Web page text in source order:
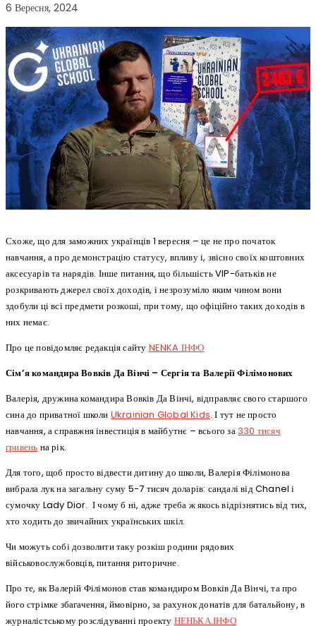
6 Вересня, 2024
Схоже, що для заможних українців 1 вересня – це не про початок
навчання, а про демонстрацію статусу, впливу і, звісно своїх коштовних
аксесуарів та нарядів. Інше питання, що більшість VIP-батьків не
розкривають джерел своїх доходів, і незрозуміло яким чином вони
здобули ці всі предмети розкоші, при тому, що офіційно таких доходів в
них немає.
Про це повідомляє редакція сайту NENKA ІНФО
Сім’я командира Вовків Да Вінчі – Сергія та Валерії Філімонових
Валерія, дружина командира Вовків Да Вінчі, відправляє свого старшого
сина до приватної школи Ukrainian Global Kids. І тут не просто
навчання, а справжня інвестиція в майбутнє – всього за 330 тисяч
гривень на рік.
Для того, щоб просто відвести дитину до школи, Валерія Філімонова
вибрала лук на загальну суму 5-7 тисяч доларів: сандалі від Chanel і
сумочку Lady Dior. І чому б ні, адже треба ж якось відрізнятись від тих,
хто ходить до звичайних українських шкіл.
Чи можуть собі дозволити таку розкіш родини рядових
військовослужбовців, питання риторичне.
Про те, як Валерій Філімонов став командиром Вовків Да Вінчі, та про
його стрімке збагачення, ймовірно, за рахунок донатів для батальйону, в
журналістському розслідуванні проекту НЕНЬКА.ІНФО